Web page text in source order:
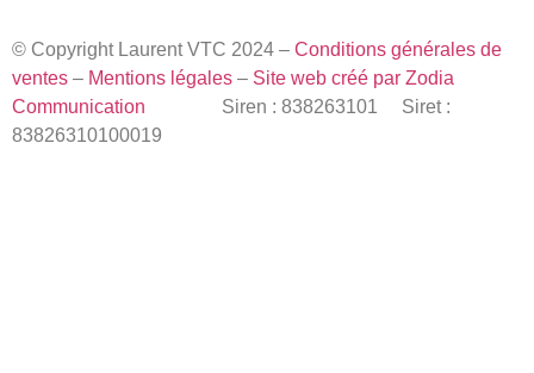
© Copyright Laurent VTC 2024 – Conditions générales de
ventes – Mentions légales – Site web créé par Zodia
Communication Siren : 838263101 Siret :
83826310100019